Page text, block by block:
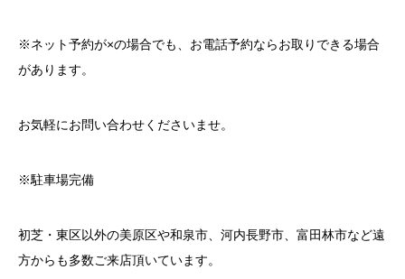
※ネット予約が×の場合でも、お電話予約ならお取りできる場合
があります。
お気軽にお問い合わせくださいませ。
※駐車場完備
初芝・東区以外の美原区や和泉市、河内長野市、富田林市など遠
方からも多数ご来店頂いています。